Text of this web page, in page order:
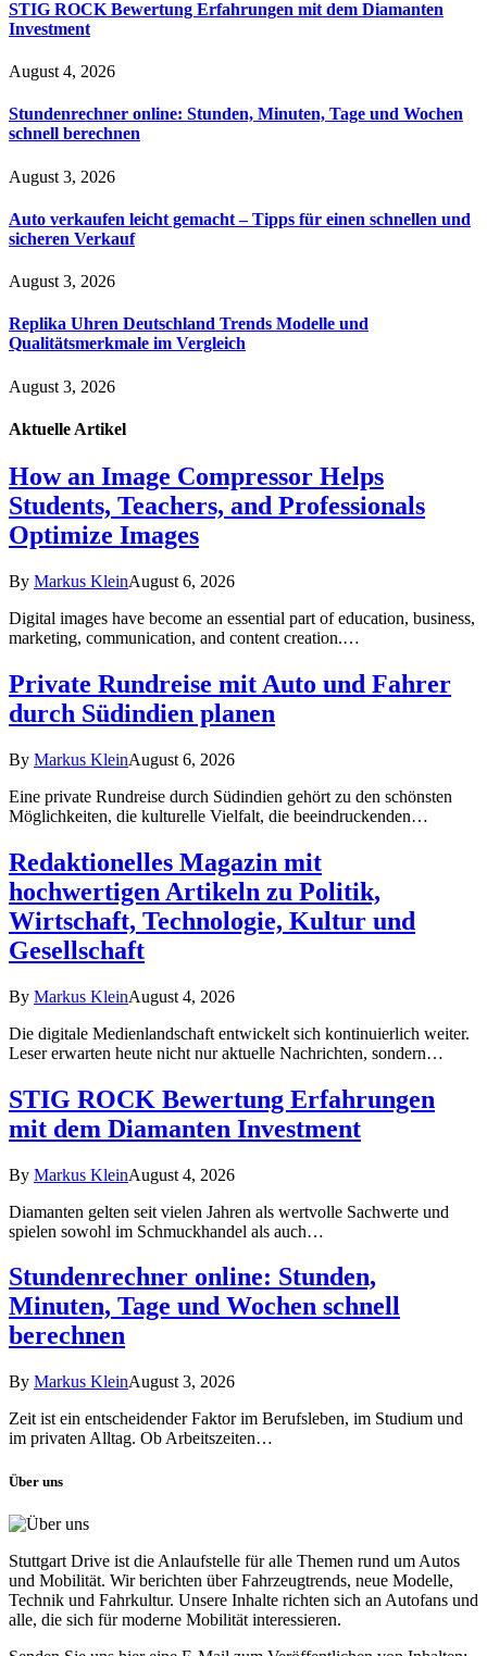
STIG ROCK Bewertung Erfahrungen mit dem Diamanten
Investment
August 4, 2026
Stundenrechner online: Stunden, Minuten, Tage und Wochen
schnell berechnen
August 3, 2026
Auto verkaufen leicht gemacht – Tipps für einen schnellen und
sicheren Verkauf
August 3, 2026
Replika Uhren Deutschland Trends Modelle und
Qualitätsmerkmale im Vergleich
August 3, 2026
Aktuelle Artikel
How an Image Compressor Helps
Students, Teachers, and Professionals
Optimize Images
By Markus KleinAugust 6, 2026
Digital images have become an essential part of education, business,
marketing, communication, and content creation.…
Private Rundreise mit Auto und Fahrer
durch Südindien planen
By Markus KleinAugust 6, 2026
Eine private Rundreise durch Südindien gehört zu den schönsten
Möglichkeiten, die kulturelle Vielfalt, die beeindruckenden…
Redaktionelles Magazin mit
hochwertigen Artikeln zu Politik,
Wirtschaft, Technologie, Kultur und
Gesellschaft
By Markus KleinAugust 4, 2026
Die digitale Medienlandschaft entwickelt sich kontinuierlich weiter.
Leser erwarten heute nicht nur aktuelle Nachrichten, sondern…
STIG ROCK Bewertung Erfahrungen
mit dem Diamanten Investment
By Markus KleinAugust 4, 2026
Diamanten gelten seit vielen Jahren als wertvolle Sachwerte und
spielen sowohl im Schmuckhandel als auch…
Stundenrechner online: Stunden,
Minuten, Tage und Wochen schnell
berechnen
By Markus KleinAugust 3, 2026
Zeit ist ein entscheidender Faktor im Berufsleben, im Studium und
im privaten Alltag. Ob Arbeitszeiten…
Über uns
Stuttgart Drive ist die Anlaufstelle für alle Themen rund um Autos
und Mobilität. Wir berichten über Fahrzeugtrends, neue Modelle,
Technik und Fahrkultur. Unsere Inhalte richten sich an Autofans und
alle, die sich für moderne Mobilität interessieren.